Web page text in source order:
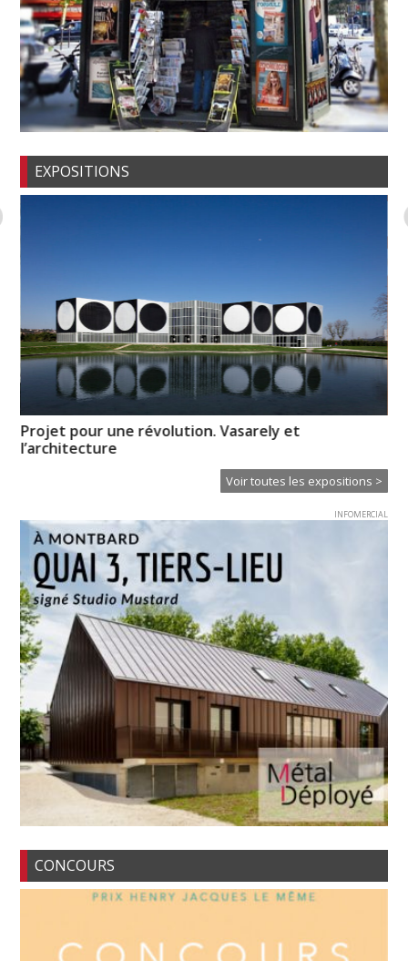
EXPOSITIONS
Projet pour une révolution. Vasarely et
l’architecture
Voir toutes les expositions >
INFOMERCIAL
CONCOURS